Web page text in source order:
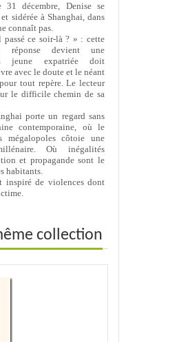
décembre, Denise se
sidérée à Shanghai, dans
connaît pas.
passé ce soir-là ? » : cette
réponse devient une
jeune expatriée doit
avec le doute et le néant
tout repère. Le lecteur
le difficile chemin de sa
porte un regard sans
contemporaine, où le
mégalopoles côtoie une
Où inégalités
et propagande sont le
habitants.
inspiré de violences dont
collection